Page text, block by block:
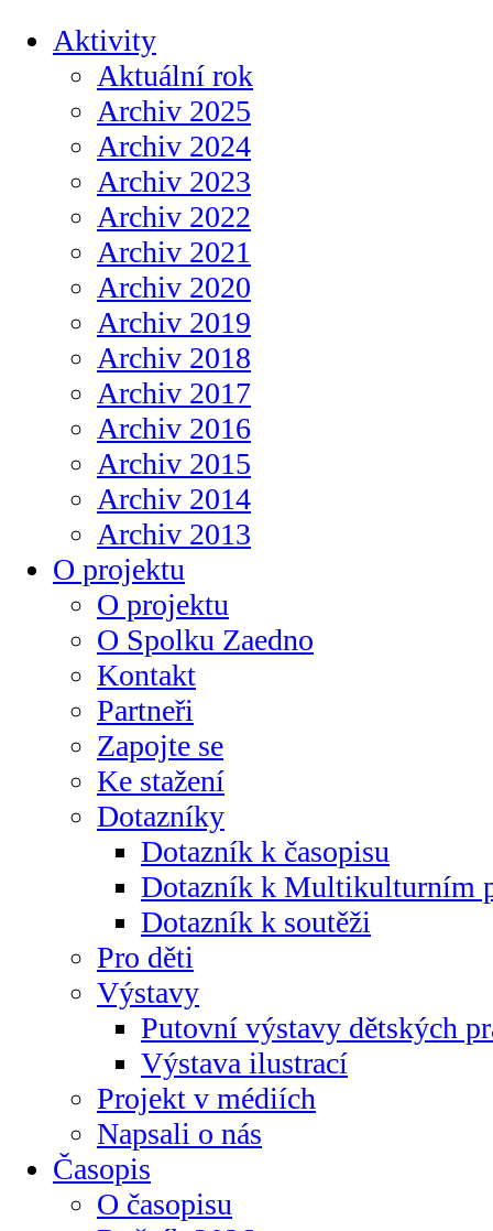
Aktivity
Aktuální rok
Archiv 2025
Archiv 2024
Archiv 2023
Archiv 2022
Archiv 2021
Archiv 2020
Archiv 2019
Archiv 2018
Archiv 2017
Archiv 2016
Archiv 2015
Archiv 2014
Archiv 2013
O projektu
O projektu
O Spolku Zaedno
Kontakt
Partneři
Zapojte se
Ke stažení
Dotazníky
Dotazník k časopisu
Dotazník k Multikulturním
Dotazník k soutěži
Pro děti
Výstavy
Putovní výstavy dětských
Výstava ilustrací
Projekt v médiích
Napsali o nás
Časopis
O časopisu